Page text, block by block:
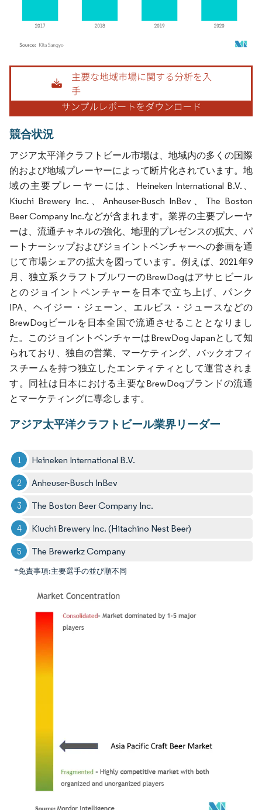
画像 © Mordor Intelligence。再利用にはCC BY 4.0の表示が必要です。
競合状況
アジア太平洋クラフトビール市場は、地域内の多くの国際
的および地域プレーヤーによって断片化されています。地
域の主要プレーヤーには、Heineken International B.V.、
Kiuchi Brewery Inc.、Anheuser-Busch InBev、The Boston
Beer Company Inc.などが含まれます。業界の主要プレーヤ
ーは、流通チャネルの強化、地理的プレゼンスの拡大、パ
ートナーシップおよびジョイントベンチャーへの参画を通
じて市場シェアの拡大を図っています。例えば、2021年9
月、独立系クラフトブルワーのBrewDogはアサヒビール
とのジョイントベンチャーを日本で立ち上げ、パンク
IPA、ヘイジー・ジェーン、エルビス・ジュースなどの
BrewDogビールを日本全国で流通させることとなりまし
た。このジョイントベンチャーはBrewDog Japanとして知
られており、独自の営業、マーケティング、バックオフィ
スチームを持つ独立したエンティティとして運営されま
す。同社は日本における主要なBrewDogブランドの流通
とマーケティングに専念します。
アジア太平洋クラフトビール業界リーダー
Heineken International B.V.
Anheuser-Busch InBev
The Boston Beer Company Inc.
Kiuchi Brewery Inc. (Hitachino Nest Beer)
The Brewerkz Company
*免責事項:主要選手の並び順不同